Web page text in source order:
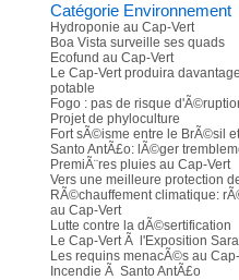
Catégorie Environnement
Hydroponie au Cap-Vert
Boa Vista surveille ses quads
Ecofund au Cap-Vert
Le Cap-Vert produira
potable
Fogo : pas de risque
Projet de phyloculture
Fort sÃ©isme entre le BrÃ©sil
Santo AntÃ£o: lÃ©ger
PremiÃ¨res pluies au Cap-Vert
Vers une meilleure protection
RÃ©chauffement climatique:
au Cap-Vert
Lutte contre la dÃ©sertification
Le Cap-Vert Ã l'Exposition
Les requins menacÃ©s au
Incendie Ã Santo AntÃ£o